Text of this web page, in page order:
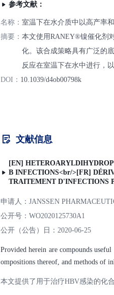
参考文献：
名称： 室温下在水介质中以高产率
摘要： 本文使用RANEY®镍催化剂
化。该合成策略具有广泛的
反应在室温下在水中进行，
DOI： 10.1039/d4ob00798k
文献信息
[EN]
B INFECTIONS<br/>[FR]
TRAITEMENT D'INFECTIONS
申请人： JANSSEN
公开号： WO2020125730A1
公开（公告）日： 2020-06-25
Provided herein are compounds
ompositions thereof, and methods of
本文提供了用于治疗HBV感染的化